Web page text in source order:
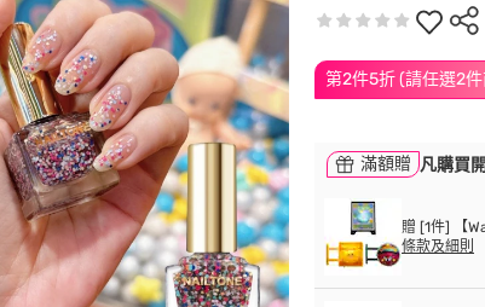
第2件5折 (請任選2
滿額贈 凡購買
贈 [1件] 【
條款及細則